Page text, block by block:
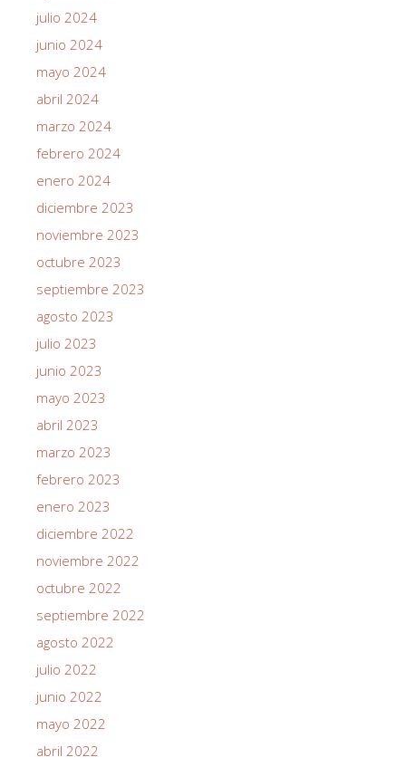
julio 2024
junio 2024
mayo 2024
abril 2024
marzo 2024
febrero 2024
enero 2024
diciembre 2023
noviembre 2023
octubre 2023
septiembre 2023
agosto 2023
julio 2023
junio 2023
mayo 2023
abril 2023
marzo 2023
febrero 2023
enero 2023
diciembre 2022
noviembre 2022
octubre 2022
septiembre 2022
agosto 2022
julio 2022
junio 2022
mayo 2022
abril 2022